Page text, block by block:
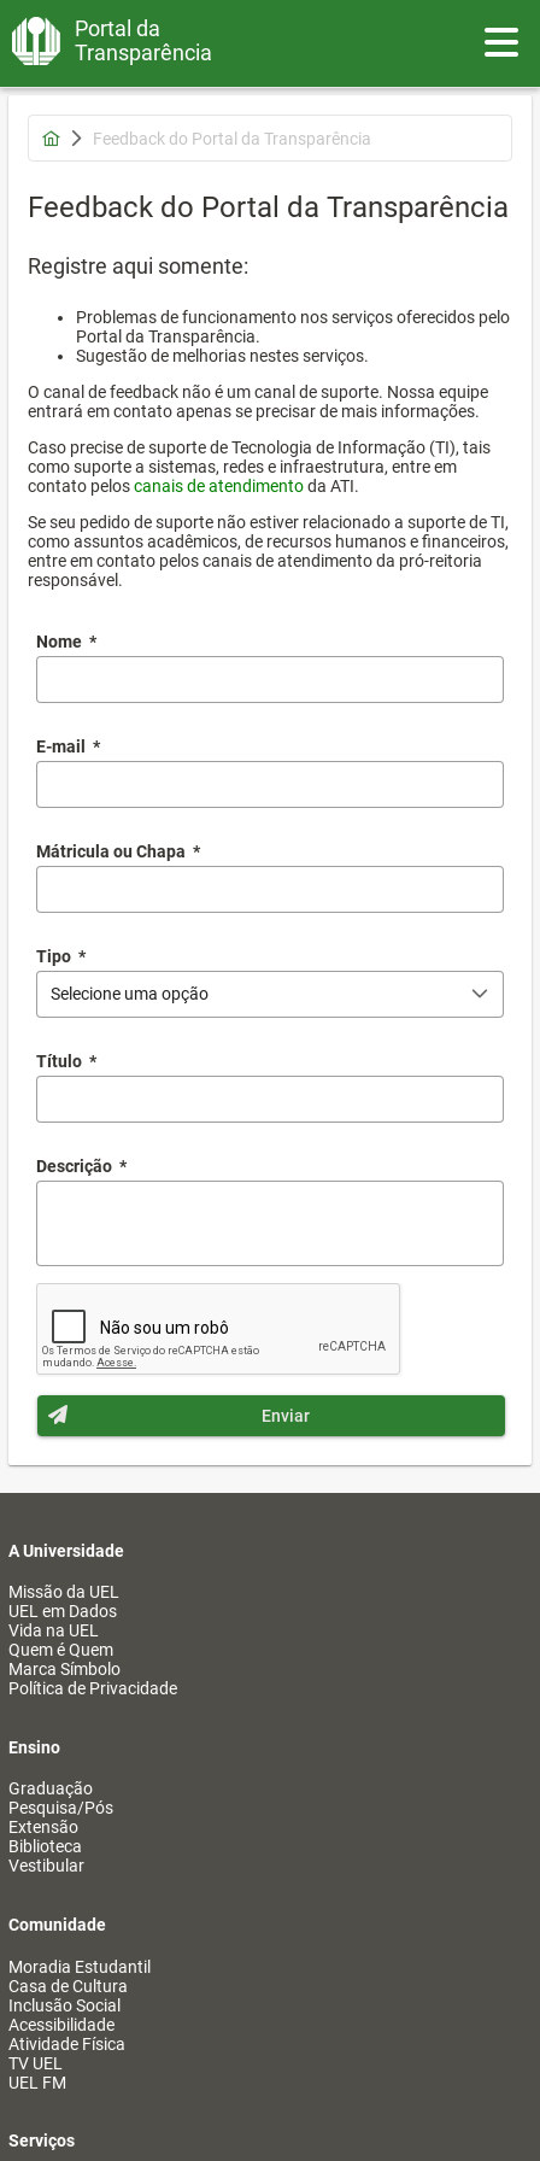
Portal da
Transparência
Feedback do Portal da Transparência
Feedback do Portal da Transparência
Registre aqui somente:
Problemas de funcionamento nos serviços oferecidos pelo
Portal da Transparência.
Sugestão de melhorias nestes serviços.
O canal de feedback não é um canal de suporte. Nossa equipe
entrará em contato apenas se precisar de mais informações.
Caso precise de suporte de Tecnologia de Informação (TI), tais
como suporte a sistemas, redes e infraestrutura, entre em
contato peloscanais de atendimentoda ATI.
Se seu pedido de suporte não estiver relacionado a suporte de TI,
como assuntos acadêmicos, de recursos humanos e financeiros,
entre em contato pelos canais de atendimento da pró-reitoria
responsável.
Nome *
E-mail *
Mátricula ou Chapa *
Tipo *
Selecione uma opção
Título *
Descrição *
Enviar
A Universidade
Missão da UEL
UEL em Dados
Vida na UEL
Quem é Quem
Marca Símbolo
Política de Privacidade
Ensino
Graduação
Pesquisa/Pós
Extensão
Biblioteca
Vestibular
Comunidade
Moradia Estudantil
Casa de Cultura
Inclusão Social
Acessibilidade
Atividade Física
TV UEL
UEL FM
Serviços